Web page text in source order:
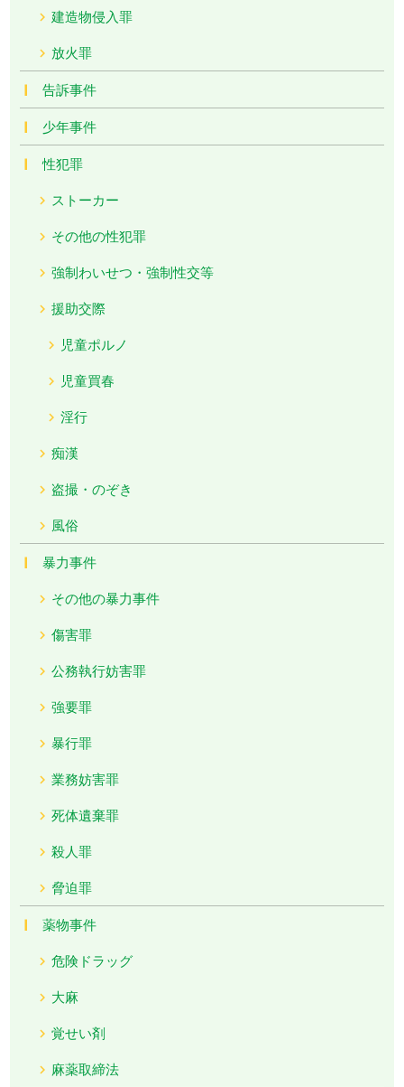
建造物侵入罪
放火罪
告訴事件
少年事件
性犯罪
ストーカー
その他の性犯罪
強制わいせつ・強制性交等
援助交際
児童ポルノ
児童買春
淫行
痴漢
盗撮・のぞき
風俗
暴力事件
その他の暴力事件
傷害罪
公務執行妨害罪
強要罪
暴行罪
業務妨害罪
死体遺棄罪
殺人罪
脅迫罪
薬物事件
危険ドラッグ
大麻
覚せい剤
麻薬取締法